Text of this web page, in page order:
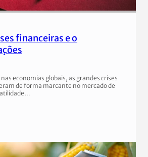
financeiras e o
economias globais, as grandes crises
de forma marcante no mercado de